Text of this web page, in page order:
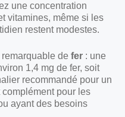
une concentration
vitamines, même si les
restent modestes.
de fer : une
1,4 mg de fer, soit
recommandé pour un
pour les
ayant des besoins